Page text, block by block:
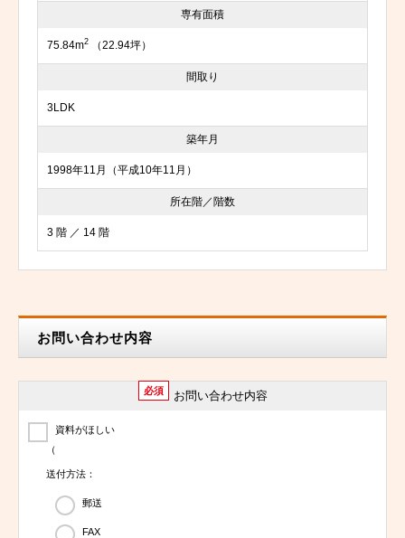
専有面積
75.84m2 （22.94坪）
間取り
3LDK
築年月
1998年11月（平成10年11月）
所在階／階数
3 階 ／ 14 階
お問い合わせ内容
必須 お問い合わせ内容
資料がほしい
（
送付方法：
郵送
FAX